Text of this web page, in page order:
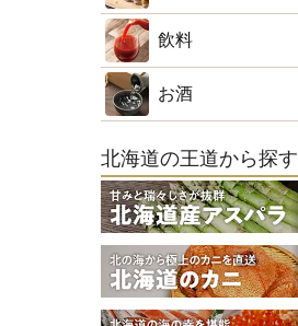
飲料
お酒
北海道の王道から探す